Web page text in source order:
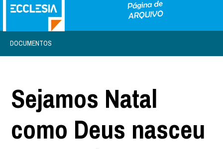
DOCUMENTOS
Sejamos Natal
como Deus nasceu